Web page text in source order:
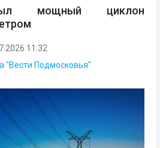
мощный циклон
11:32
"Вести Подмосковья"